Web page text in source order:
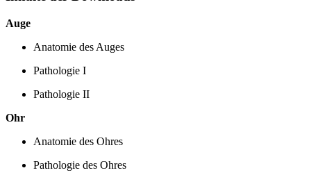
Auge
Anatomie des Auges
Pathologie I
Pathologie II
Ohr
Anatomie des Ohres
Pathologie des Ohres